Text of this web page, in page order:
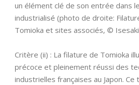
un élément clé de son entrée dans
industrialisé (photo de droite:
Tomioka et sites associés, ©
Critère (ii) : La filature de Tomioka
précoce et pleinement réussi des
industrielles françaises au Japon.